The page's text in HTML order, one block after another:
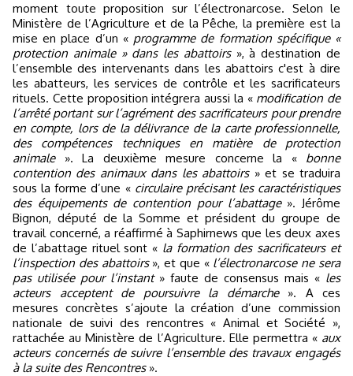
moment toute proposition sur l’électronarcose. Selon le
Ministère de l’Agriculture et de la Pêche, la première est la
mise en place d’un « programme de formation spécifique «
protection animale » dans les abattoirs », à destination de
l’ensemble des intervenants dans les abattoirs c'est à dire
les abatteurs, les services de contrôle et les sacrificateurs
rituels. Cette proposition intégrera aussi la « modification de
l’arrêté portant sur l’agrément des sacrificateurs pour prendre
en compte, lors de la délivrance de la carte professionnelle,
des compétences techniques en matière de protection
animale». La deuxième mesure concerne la « bonne
contention des animaux dans les abattoirs» et se traduira
sous la forme d’une « circulaire précisant les caractéristiques
des équipements de contention pour l’abattage ». Jérôme
Bignon, député de la Somme et président du groupe de
travail concerné, a réaffirmé à Saphirnews que les deux axes
de l’abattage rituel sont « la formation des sacrificateurs et
l’inspection des abattoirs », et que « l’électronarcose ne sera
pas utilisée pour l’instant» faute de consensus mais « les
acteurs acceptent de poursuivre la démarche». A ces
mesures concrètes s’ajoute la création d’une commission
nationale de suivi des rencontres « Animal et Société »,
rattachée au Ministère de l’Agriculture. Elle permettra « aux
acteurs concernés de suivre l’ensemble des travaux engagés
à la suite des Rencontres».